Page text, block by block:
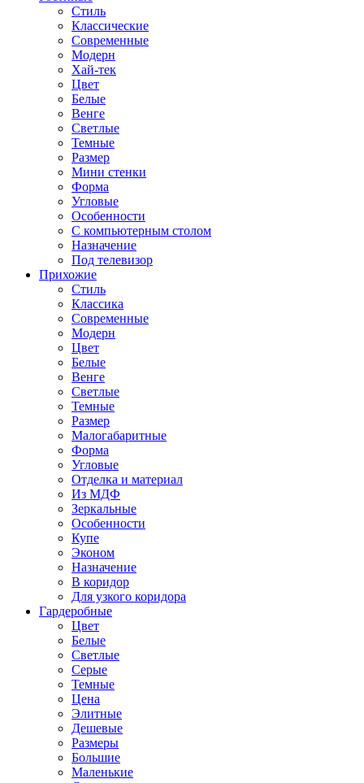
Стиль
Классические
Современные
Модерн
Хай-тек
Цвет
Белые
Венге
Светлые
Темные
Размер
Мини стенки
Форма
Угловые
Особенности
С компьютерным столом
Назначение
Под телевизор
Прихожие
Стиль
Классика
Современные
Модерн
Цвет
Белые
Венге
Светлые
Темные
Размер
Малогабаритные
Форма
Угловые
Отделка и материал
Из МДФ
Зеркальные
Особенности
Купе
Эконом
Назначение
В коридор
Для узкого коридора
Гардеробные
Цвет
Белые
Светлые
Серые
Темные
Цена
Элитные
Дешевые
Размеры
Большие
Маленькие